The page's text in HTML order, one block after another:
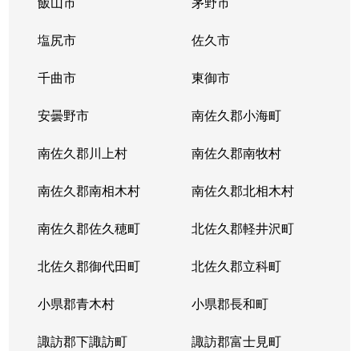
塩尻市 佐久市
千曲市 東御市
安曇野市 南佐久郡小海町
南佐久郡川上村 南佐久郡南牧村
南佐久郡南相木村 南佐久郡北相木村
南佐久郡佐久穂町 北佐久郡軽井沢町
北佐久郡御代田町 北佐久郡立科町
小県郡青木村 小県郡長和町
諏訪郡下諏訪町 諏訪郡富士見町